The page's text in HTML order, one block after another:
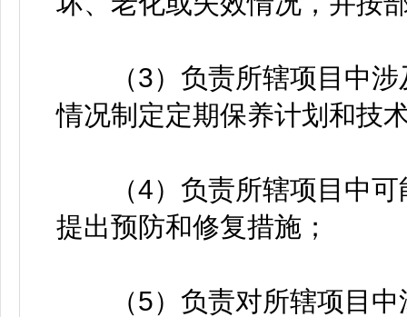
（3）负责所辖项目中涉
情况制定定期保养计划和技
（4）负责所辖项目中可
提出预防和修复措施；
（5）负责对所辖项目中